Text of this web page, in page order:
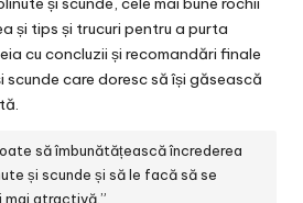
și tips și trucuri pentru a purta
cu concluzii și recomandări finale
scunde care doresc să își găsească
să îmbunătățească încrederea
și scunde și să le facă să se
mai atractivă.”